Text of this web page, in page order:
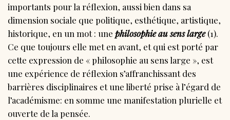
importants pour la réflexion, aussi bien dans sa
dimension sociale que politique, esthétique, artistique,
historique, en un mot : une philosophie au sens large(1).
Ce que toujours elle met en avant, et qui est porté par
cette expression de « philosophie au sens large », est
une expérience de réflexion s’affranchissant des
barrières disciplinaires et une liberté prise à l’égard de
l’académisme: en somme une manifestation plurielle et
ouverte de la pensée.